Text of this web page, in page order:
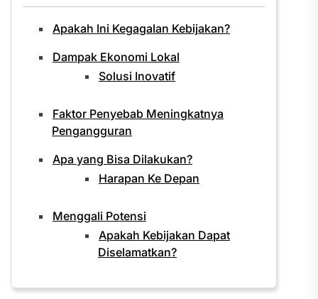
Apakah Ini Kegagalan Kebijakan?
Dampak Ekonomi Lokal
Solusi Inovatif
Faktor Penyebab Meningkatnya
Pengangguran
Apa yang Bisa Dilakukan?
Harapan Ke Depan
Menggali Potensi
Apakah Kebijakan Dapat
Diselamatkan?